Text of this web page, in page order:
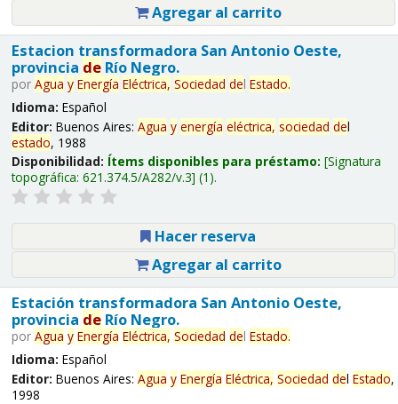
Agregar al carrito
Estacion transformadora San Antonio Oeste,
provincia deRío Negro.
por Agua y Energía Eléctrica, Sociedad del Estado.
Idioma: Español
Editor: Buenos Aires: Agua y energía eléctrica, sociedad del
estado, 1988
Disponibilidad: Ítems disponibles para préstamo: Signatura
topográfica: 621.374.5/A282/v.3 (1).
Hacer reserva
Agregar al carrito
Estación transformadora San Antonio Oeste,
provincia deRío Negro.
por Agua y Energía Eléctrica, Sociedad del Estado.
Idioma: Español
Editor: Buenos Aires: Agua y Energía Eléctrica, Sociedad del Estado,
1998